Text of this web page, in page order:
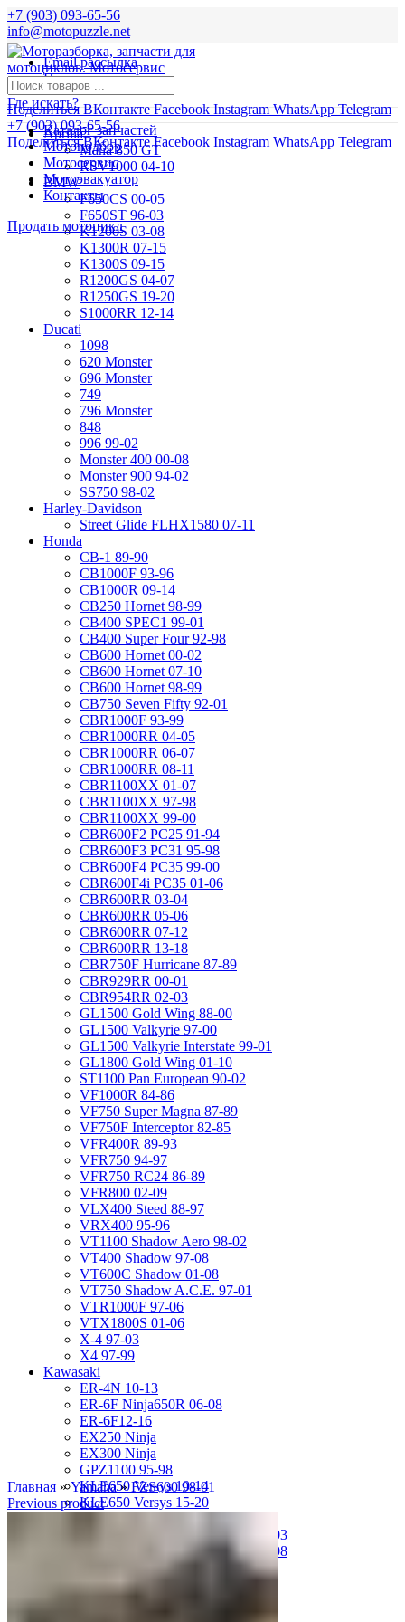
+7 (903) 093-65-56
info@motopuzzle.net
Email рассылка
Новости
Поделиться ВКонтакте Facebook Instagram WhatsApp Telegram
+7 (903) 093-65-56
Поделиться ВКонтакте Facebook Instagram WhatsApp Telegram
Где искать?
Aprilia
Mana 850 GT
RSV1000 04-10
BMW
F650CS 00-05
F650ST 96-03
K1200S 03-08
K1300R 07-15
K1300S 09-15
R1200GS 04-07
R1250GS 19-20
S1000RR 12-14
Ducati
1098
620 Monster
696 Monster
749
796 Monster
848
996 99-02
Monster 400 00-08
Monster 900 94-02
SS750 98-02
Harley-Davidson
Street Glide FLHX1580 07-11
Honda
CB-1 89-90
CB1000F 93-96
CB1000R 09-14
CB250 Hornet 98-99
CB400 SPEC1 99-01
CB400 Super Four 92-98
CB600 Hornet 00-02
CB600 Hornet 07-10
CB600 Hornet 98-99
CB750 Seven Fifty 92-01
CBR1000F 93-99
CBR1000RR 04-05
CBR1000RR 06-07
CBR1000RR 08-11
CBR1100XX 01-07
CBR1100XX 97-98
CBR1100XX 99-00
CBR600F2 PC25 91-94
CBR600F3 PC31 95-98
CBR600F4 PC35 99-00
CBR600F4i PC35 01-06
CBR600RR 03-04
CBR600RR 05-06
CBR600RR 07-12
CBR600RR 13-18
CBR750F Hurricane 87-89
CBR929RR 00-01
CBR954RR 02-03
GL1500 Gold Wing 88-00
GL1500 Valkyrie 97-00
GL1500 Valkyrie Interstate 99-01
GL1800 Gold Wing 01-10
ST1100 Pan European 90-02
VF1000R 84-86
VF750 Super Magna 87-89
VF750F Interceptor 82-85
VFR400R 89-93
VFR750 94-97
VFR750 RC24 86-89
VFR800 02-09
VLX400 Steed 88-97
VRX400 95-96
VT1100 Shadow Aero 98-02
VT400 Shadow 97-08
VT600C Shadow 01-08
VT750 Shadow A.C.E. 97-01
VTR1000F 97-06
VTX1800S 01-06
X-4 97-03
X4 97-99
Kawasaki
ER-4N 10-13
ER-6F Ninja650R 06-08
ER-6F12-16
EX250 Ninja
EX300 Ninja
GPZ1100 95-98
KLE650 Versys 10-14
KLE650 Versys 15-20
VN1500 Vulcan Mean Streak 02-03
VN1600 Vulcan Mean Streak 04-08
Z-250 13-17
Каталог запчастей
Мотоподбор
Мотосервис
Мотоэвакуатор
Контакты
Продать мотоцикл
Главная »Yamaha»FZS600 98-01
Previous product